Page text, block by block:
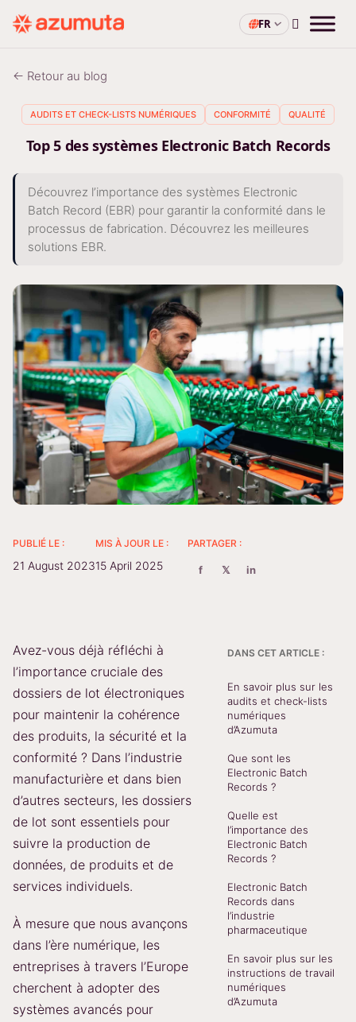
FR
← Retour au blog
AUDITS ET CHECK-LISTS NUMÉRIQUES CONFORMITÉ QUALITÉ
Top 5 des systèmes Electronic Batch Records
Découvrez l’importance des systèmes Electronic
Batch Record (EBR) pour garantir la conformité dans le
processus de fabrication. Découvrez les meilleures
solutions EBR.
PUBLIÉ LE :
21 August 2023
MIS À JOUR LE :
15 April 2025
PARTAGER :
f 𝕏 in
Avez-vous déjà réfléchi à
l’importance cruciale des
dossiers de lot électroniques
pour maintenir la cohérence
des produits, la sécurité et la
conformité ? Dans l’industrie
manufacturière et dans bien
d’autres secteurs, les dossiers
de lot sont essentiels pour
suivre la production de
données, de produits et de
services individuels.
À mesure que nous avançons
dans l’ère numérique, les
entreprises à travers l’Europe
cherchent à adopter des
systèmes avancés pour
DANS CET ARTICLE :
En savoir plus sur les
audits et check-lists
numériques
d’Azumuta
Que sont les
Electronic Batch
Records ?
Quelle est
l’importance des
Electronic Batch
Records ?
Electronic Batch
Records dans
l’industrie
pharmaceutique
En savoir plus sur les
instructions de travail
numériques
d’Azumuta